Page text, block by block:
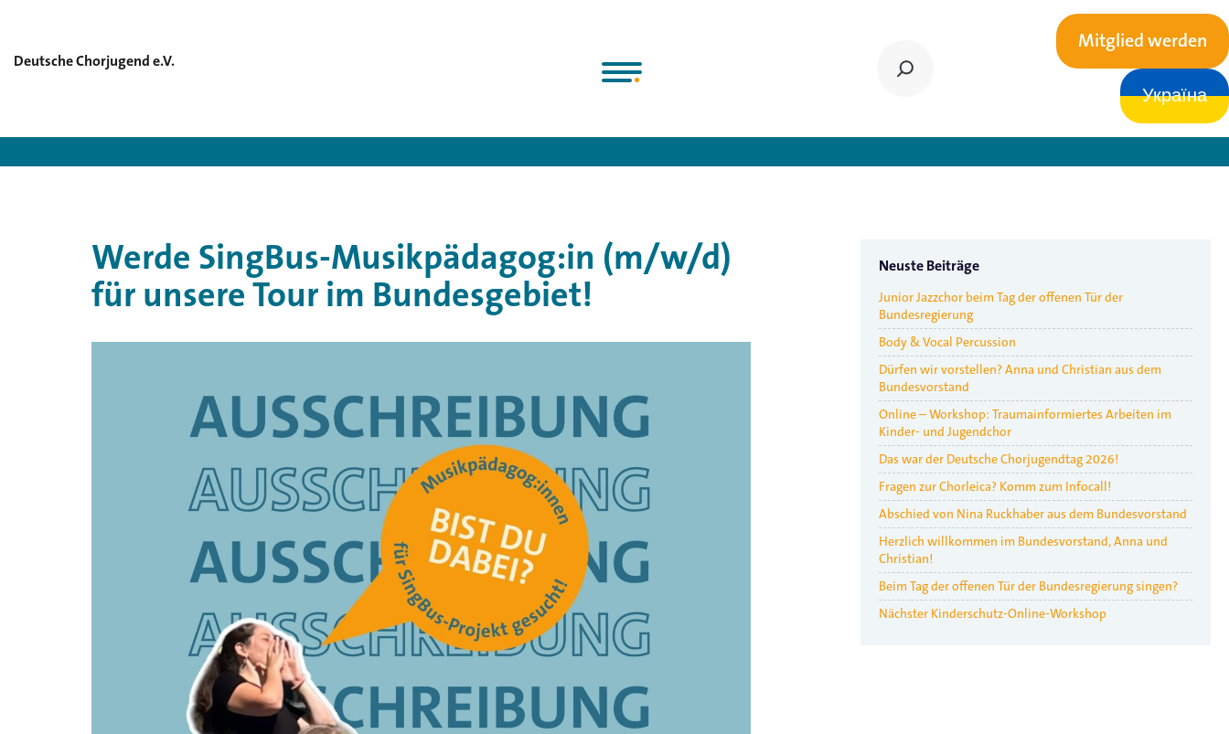
Deutsche Chorjugend e.V.
Mitglied werden
Україна
Werde SingBus-Musikpädagog:in (m/w/d)
für unsere Tour im Bundesgebiet!
Neuste Beiträge
Junior Jazzchor beim Tag der offenen Tür der
Bundesregierung
Body & Vocal Percussion
Dürfen wir vorstellen? Anna und Christian aus dem
Bundesvorstand
Online – Workshop: Traumainformiertes Arbeiten im
Kinder- und Jugendchor
Das war der Deutsche Chorjugendtag 2026!
Fragen zur Chorleica? Komm zum Infocall!
Abschied von Nina Ruckhaber aus dem Bundesvorstand
Herzlich willkommen im Bundesvorstand, Anna und
Christian!
Beim Tag der offenen Tür der Bundesregierung singen?
Nächster Kinderschutz-Online-Workshop